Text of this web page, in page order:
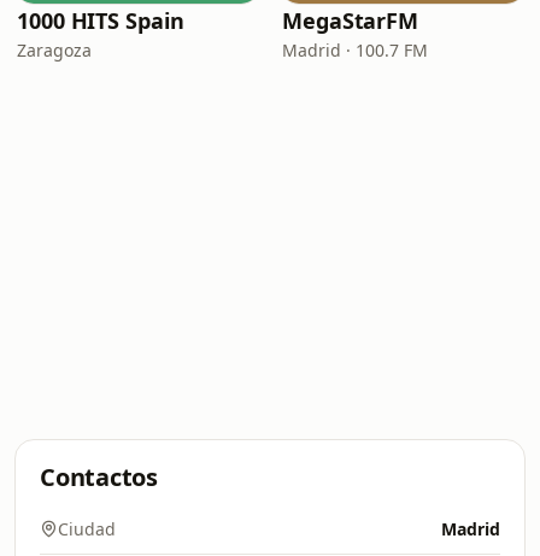
1000 HITS Spain
Zaragoza
MegaStarFM
Madrid · 100.7 FM
Contactos
Ciudad Madrid